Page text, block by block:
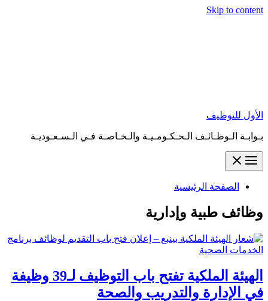
Skip to content
الأول للتوظيف
بـوابـة الـوظـائـف الـحـكـومـيـة والـخـاصـة فـي الـسـعـوديـة
الصفحة الرئيسية
وظائف طبية وإدارية
الهيئة الملكية تفتح باب التوظيف لـ39 وظيفة
في الإدارة والتدريب والصحة